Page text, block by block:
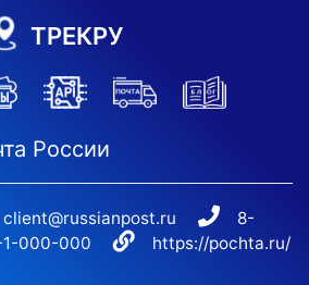
ТРЕКРУ
России
client@russianpost.ru
8-
000-000
https://pochta.ru/